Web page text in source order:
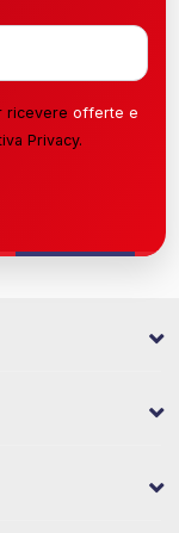
ricevere offerte e
Privacy.